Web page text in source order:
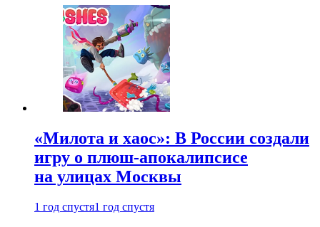
«Милота и хаос»: В России создали
игру о плюш-апокалипсисе
на улицах Москвы
1 год спустя1 год спустя